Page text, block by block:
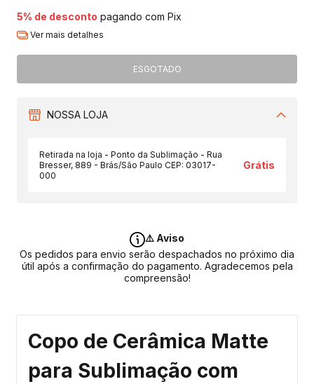
5% de desconto pagando com Pix
Ver mais detalhes
NOSSA LOJA
Retirada na loja - Ponto da Sublimação - Rua
Bresser, 889 - Brás/São Paulo CEP: 03017-
000
Grátis
⚠️ Aviso
Os pedidos para envio serão despachados no próximo dia
útil após a confirmação do pagamento. Agradecemos pela
compreensão!
Copo de Cerâmica Matte
para Sublimação com